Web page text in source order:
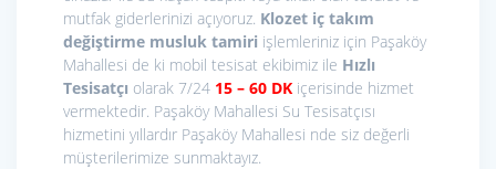
mutfak giderlerinizi açıyoruz. Klozet iç takım
değiştirme musluk tamiri işlemleriniz için Paşaköy
Mahallesi de ki mobil tesisat ekibimiz ile Hızlı
Tesisatçı olarak 7/24 15 – 60 DK içerisinde hizmet
vermektedir. Paşaköy Mahallesi Su Tesisatçısı
hizmetini yıllardır Paşaköy Mahallesi nde siz değerli
müşterilerimize sunmaktayız.